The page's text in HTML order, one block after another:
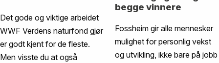
Det gode og viktige arbeidet
WWF Verdens naturfond gjør
er godt kjent for de fleste.
Men visste du at også
begge vinnere
Fossheim gir alle mennesker
mulighet for personlig vekst
og utvikling, ikke bare på jobb